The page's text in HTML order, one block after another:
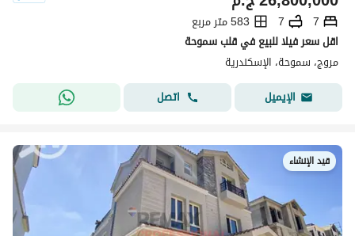
7
7
583 متر مربع
اقل سعر فيلا للبيع في قلب سموحة
مروج، سموحة، الإسكندرية
الإيميل
اتصل
قيد الإنشاء